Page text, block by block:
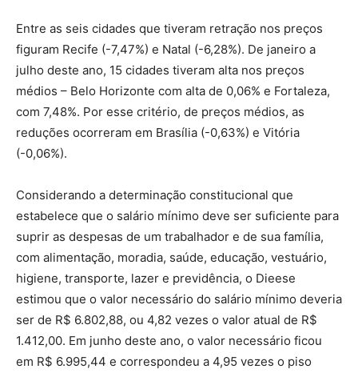
Entre as seis cidades que tiveram retração nos preços
figuram Recife (-7,47%) e Natal (-6,28%). De janeiro a
julho deste ano, 15 cidades tiveram alta nos preços
médios – Belo Horizonte com alta de 0,06% e Fortaleza,
com 7,48%. Por esse critério, de preços médios, as
reduções ocorreram em Brasília (-0,63%) e Vitória
(-0,06%).
Considerando a determinação constitucional que
estabelece que o salário mínimo deve ser suficiente para
suprir as despesas de um trabalhador e de sua família,
com alimentação, moradia, saúde, educação, vestuário,
higiene, transporte, lazer e previdência, o Dieese
estimou que o valor necessário do salário mínimo deveria
ser de R$ 6.802,88, ou 4,82 vezes o valor atual de R$
1.412,00. Em junho deste ano, o valor necessário ficou
em R$ 6.995,44 e correspondeu a 4,95 vezes o piso